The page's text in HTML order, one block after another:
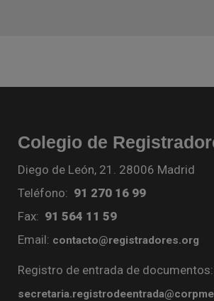
Colegio de
Diego de León, 21. 28006 Madrid
Teléfono: 91 270 16 99
Fax: 91 564 11 59
Email: contacto@registradores.org
Registro de entrada de documentos: